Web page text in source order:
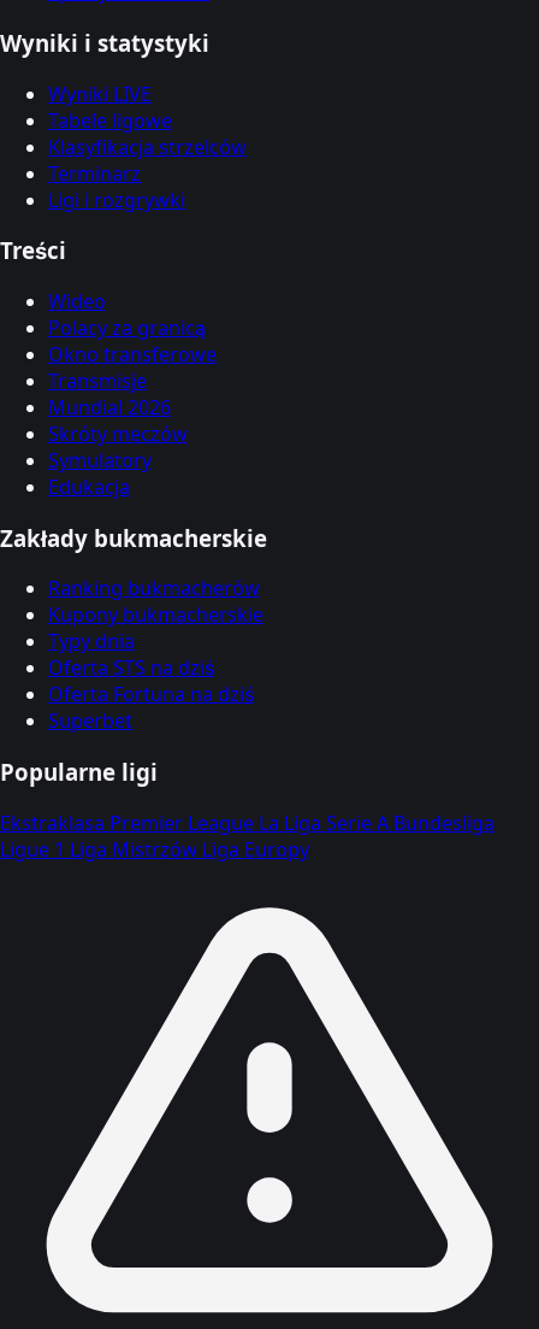
Wyniki i statystyki
Wyniki LIVE
Tabele ligowe
Klasyfikacja strzelców
Terminarz
Ligi i rozgrywki
Treści
Wideo
Polacy za granicą
Okno transferowe
Transmisje
Mundial 2026
Skróty meczów
Symulatory
Edukacja
Zakłady bukmacherskie
Ranking bukmacherów
Kupony bukmacherskie
Typy dnia
Oferta STS na dziś
Oferta Fortuna na dziś
Superbet
Popularne ligi
Ekstraklasa Premier League La Liga Serie A Bundesliga
Ligue 1 Liga Mistrzów Liga Europy